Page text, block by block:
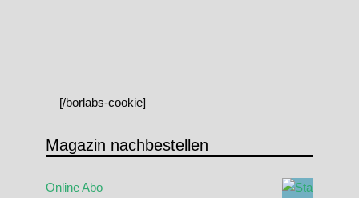
[/borlabs-cookie]
Magazin nachbestellen
Online Abo